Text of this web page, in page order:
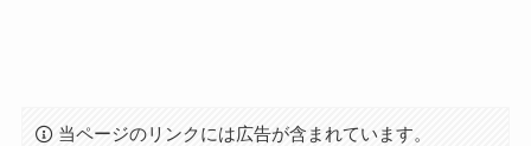
当ページのリンクには広告が含まれています。